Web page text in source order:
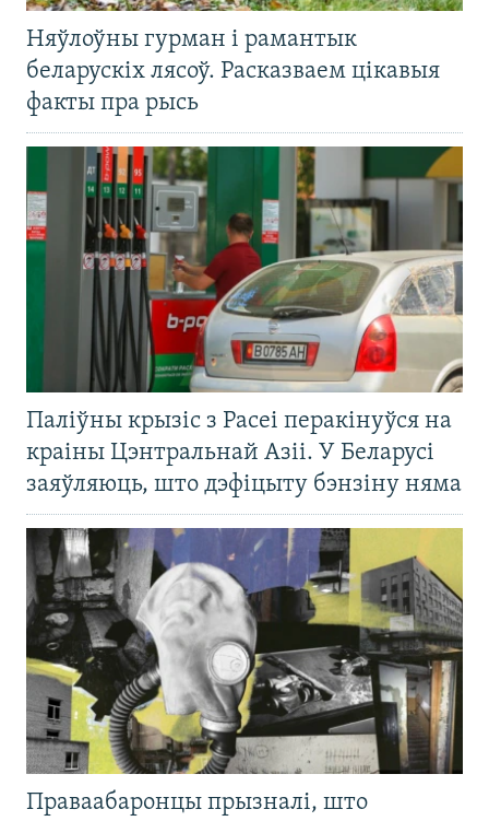
Няўлоўны гурман і рамантык
беларускіх лясоў. Расказваем цікавыя
факты пра рысь
Паліўны крызіс з Расеі перакінуўся на
краіны Цэнтральнай Азіі. У Беларусі
заяўляюць, што дэфіцыту бэнзіну няма
Праваабаронцы прызналі, што